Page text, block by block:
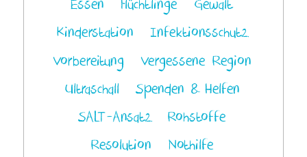
Essen
Flüchtlinge
Gewalt
Kinderstation
Infektionsschutz
Vorbereitung
Vergessene Region
Ultraschall
Spenden & Helfen
SALT-Ansatz
Rohstoffe
Resolution
Nothilfe